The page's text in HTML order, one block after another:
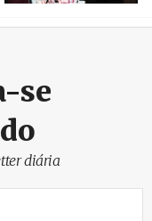
se
diária